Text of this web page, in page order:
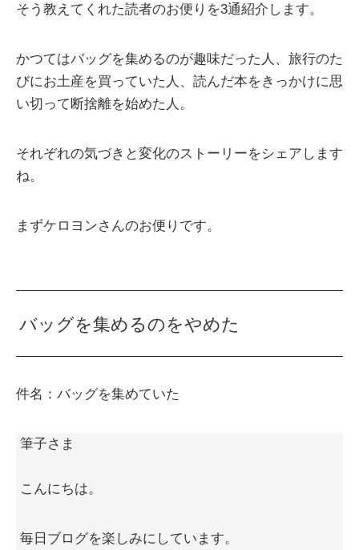
そう教えてくれた読者のお便りを3通紹介します。
かつてはバッグを集めるのが趣味だった人、旅行のた
びにお土産を買っていた人、読んだ本をきっかけに思
い切って断捨離を始めた人。
それぞれの気づきと変化のストーリーをシェアします
ね。
まずケロヨンさんのお便りです。
バッグを集めるのをやめた
件名：バッグを集めていた
筆子さま
こんにちは。
毎日ブログを楽しみにしています。